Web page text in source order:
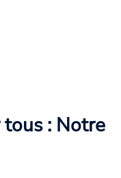
: Notre